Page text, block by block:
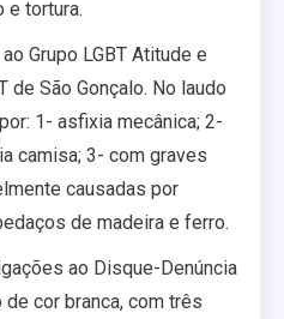
e tortura.
Grupo LGBT Atitude e
de São Gonçalo. No laudo
1- asfixia mecânica; 2-
camisa; 3- com graves
causadas por
de madeira e ferro.
ao Disque-Denúncia
cor branca, com três